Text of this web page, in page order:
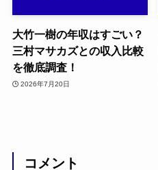
大竹一樹の年収はすごい？
三村マサカズとの収入比較
を徹底調査！
2026年7月20日
コメント